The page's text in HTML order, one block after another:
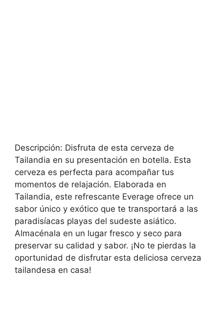
Descripción: Disfruta de esta cerveza de
Tailandia en su presentación en botella. Esta
cerveza es perfecta para acompañar tus
momentos de relajación. Elaborada en
Tailandia, este refrescante Everage ofrece un
sabor único y exótico que te transportará a las
paradisíacas playas del sudeste asiático.
Almacénala en un lugar fresco y seco para
preservar su calidad y sabor. ¡No te pierdas la
oportunidad de disfrutar esta deliciosa cerveza
tailandesa en casa!